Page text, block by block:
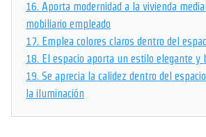
16. Aporta modernidad a la vivienda
mobiliario empleado
17. Emplea colores claros dentro del
18. El espacio aporta un estilo elegante y
19. Se aprecia la calidez dentro del
la iluminación